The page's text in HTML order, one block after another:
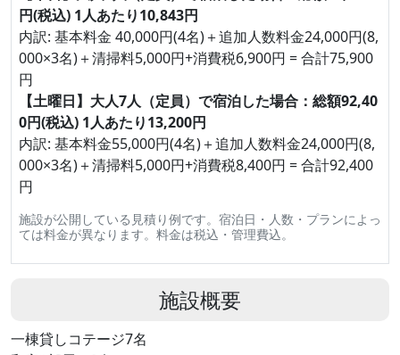
円(税込) 1人あたり10,843円
内訳: 基本料金 40,000円(4名)＋追加人数料金24,000円(8,
000×3名)＋清掃料5,000円+消費税6,900円 = 合計75,900
円
【土曜日】大人7人（定員）で宿泊した場合：総額92,40
0円(税込) 1人あたり13,200円
内訳: 基本料金55,000円(4名)＋追加人数料金24,000円(8,
000×3名)＋清掃料5,000円+消費税8,400円 = 合計92,400
円
施設が公開している見積り例です。宿泊日・人数・プランによっ
ては料金が異なります。料金は税込・管理費込。
施設概要
一棟貸しコテージ7名